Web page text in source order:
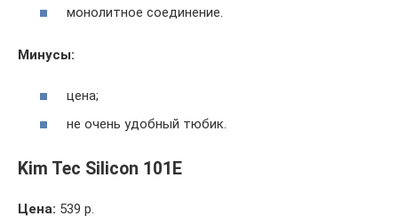
монолитное соединение.
Минусы:
цена;
не очень удобный тюбик.
Kim Tec Silicon 101Е
Цена: 539 р.